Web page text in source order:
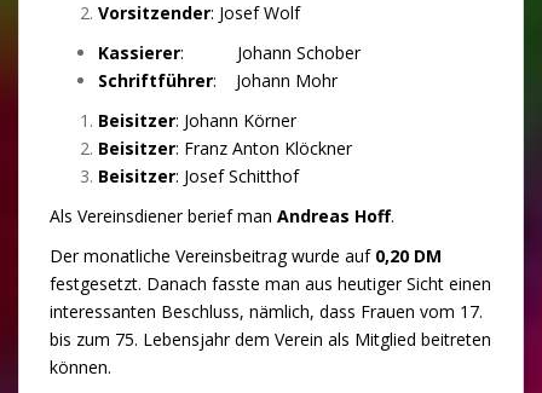
Vorsitzender: Josef Wolf
Kassierer: Johann Schober
Schriftführer: Johann Mohr
Beisitzer: Johann Körner
Beisitzer: Franz Anton Klöckner
Beisitzer: Josef Schitthof
Als Vereinsdiener berief man Andreas Hoff.
Der monatliche Vereinsbeitrag wurde auf 0,20 DM
festgesetzt. Danach fasste man aus heutiger Sicht einen
interessanten Beschluss, nämlich, dass Frauen vom 17.
bis zum 75. Lebensjahr dem Verein als Mitglied beitreten
können.